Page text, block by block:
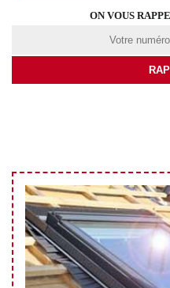
ON VOUS